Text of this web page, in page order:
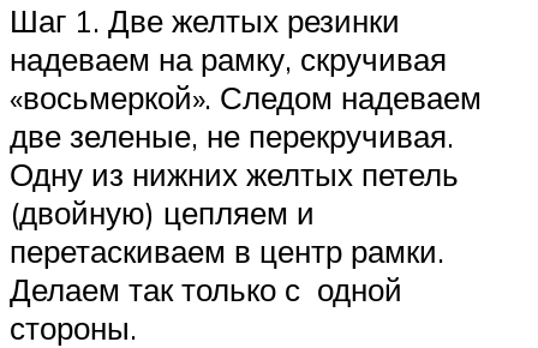
Шаг 1. Две желтых резинки
надеваем на рамку, скручивая
«восьмеркой». Следом надеваем
две зеленые, не перекручивая.
Одну из нижних желтых петель
(двойную) цепляем и
перетаскиваем в центр рамки.
Делаем так только с одной
стороны.